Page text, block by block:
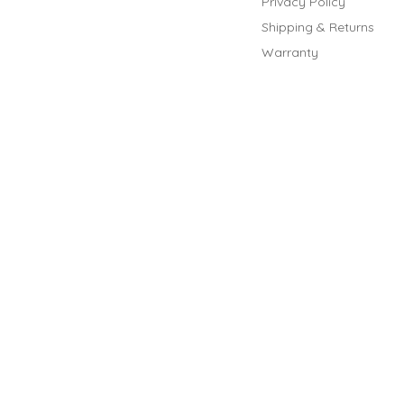
Shipping & Returns
Warranty